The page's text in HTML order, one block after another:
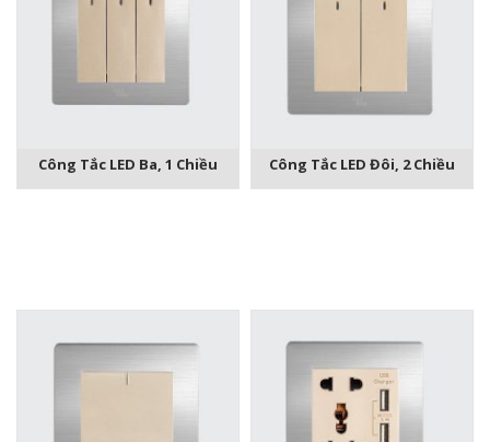
Công Tắc LED Ba, 1 Chiều Công Tắc LED Đôi, 2 Chiều